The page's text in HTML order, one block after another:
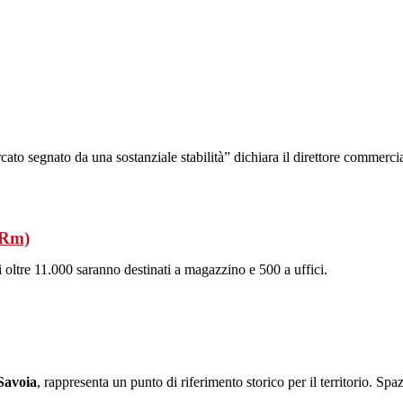
segnato da una sostanziale stabilità” dichiara il direttore
11.000 saranno destinati a magazzino e 500 a uffici.
, rappresenta un punto di riferimento storico per il territorio.